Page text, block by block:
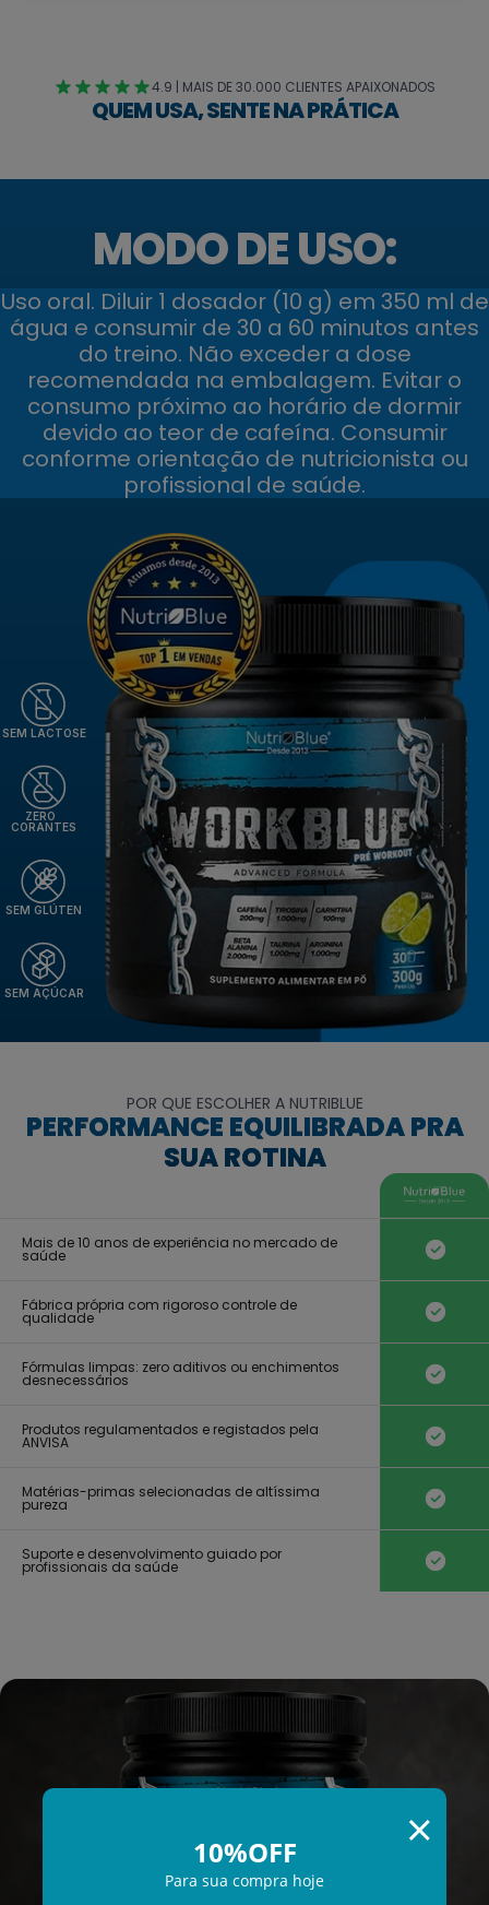
4.9 | MAIS DE 30.000 CLIENTES APAIXONADOS
QUEM USA, SENTE NA PRÁTICA
MODO DE USO:
Uso oral. Diluir 1 dosador (10 g) em 350 ml de
água e consumir de 30 a 60 minutos antes
do treino. Não exceder a dose
recomendada na embalagem. Evitar o
consumo próximo ao horário de dormir
devido ao teor de cafeína. Consumir
conforme orientação de nutricionista ou
profissional de saúde.
SEM LACTOSE
ZERO
CORANTES
SEM GLÚTEN
SEM AÇÚCAR
POR QUE ESCOLHER A NUTRIBLUE
PERFORMANCE EQUILIBRADA PRA
SUA ROTINA
Mais de 10 anos de experiência no mercado de
saúde
Fábrica própria com rigoroso controle de
qualidade
Fórmulas limpas: zero aditivos ou enchimentos
desnecessários
Produtos regulamentados e registados pela
ANVISA
Matérias-primas selecionadas de altíssima
pureza
Suporte e desenvolvimento guiado por
profissionais da saúde